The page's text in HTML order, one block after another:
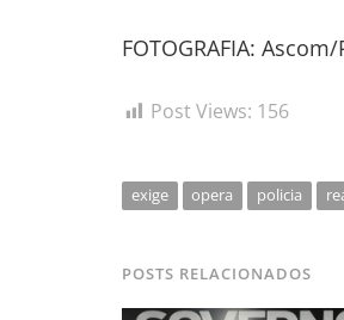
FOTOGRAFIA: Ascom/
Post Views: 156
exige opera policia
POSTS RELACIONADOS